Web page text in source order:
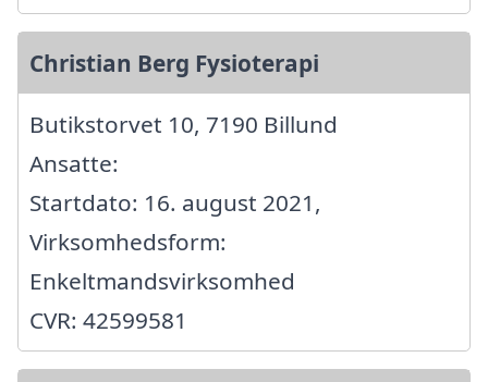
Christian Berg Fysioterapi
Butikstorvet 10, 7190 Billund
Ansatte:
Startdato: 16. august 2021,
Virksomhedsform:
Enkeltmandsvirksomhed
CVR: 42599581